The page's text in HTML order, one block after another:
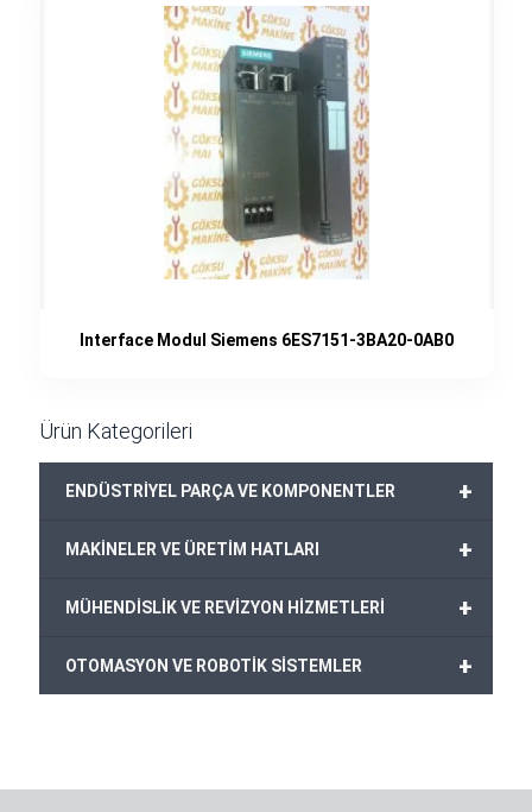
Interface Modul Siemens 6ES7151-3BA20-0AB0
Ürün Kategorileri
+
ENDÜSTRİYEL PARÇA VE KOMPONENTLER
+
MAKİNELER VE ÜRETİM HATLARI
+
MÜHENDİSLİK VE REVİZYON HİZMETLERİ
+
OTOMASYON VE ROBOTİK SİSTEMLER